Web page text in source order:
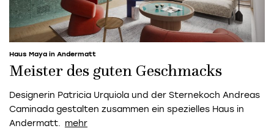
Haus Maya in Andermatt
Meister des guten Geschmacks
Designerin Patricia Urquiola und der Sternekoch Andreas
Caminada gestalten zusammen ein spezielles Haus in
Andermatt.